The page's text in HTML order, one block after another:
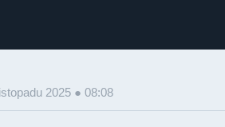
2025 ● 08:08